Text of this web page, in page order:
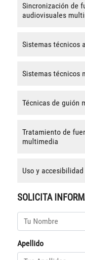
Sincronización de
audiovisuales
Sistemas técnicos
Sistemas técnicos
Técnicas de guión
Tratamiento de
multimedia
Uso y
SOLICITA
Apellido